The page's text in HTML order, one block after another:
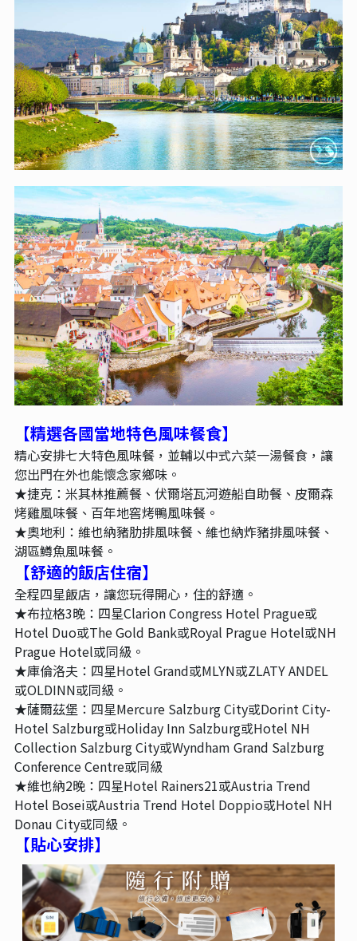
【精選各國當地特色風味餐食】
精心安排七大特色風味餐，並輔以中式六菜一湯餐食，讓
您出門在外也能懷念家鄉味。
★捷克：米其林推薦餐、伏爾塔瓦河遊船自助餐、皮爾森
烤雞風味餐、百年地窖烤鴨風味餐。
★奧地利：維也納豬肋排風味餐、維也納炸豬排風味餐、
湖區鱒魚風味餐。
【舒適的飯店住宿】
全程四星飯店，讓您玩得開心，住的舒適。
★布拉格3晚：四星Clarion Congress Hotel Prague或
Hotel Duo或The Gold Bank或Royal Prague Hotel或NH
Prague Hotel或同級。
★庫倫洛夫：四星Hotel Grand或MLYN或ZLATY ANDEL
或OLDINN或同級。
★薩爾茲堡：四星Mercure Salzburg City或Dorint City-
Hotel Salzburg或Holiday Inn Salzburg或Hotel NH
Collection Salzburg City或Wyndham Grand Salzburg
Conference Centre或同級
★維也納2晚：四星Hotel Rainers21或Austria Trend
Hotel Bosei或Austria Trend Hotel Doppio或Hotel NH
Donau City或同級。
【貼心安排】